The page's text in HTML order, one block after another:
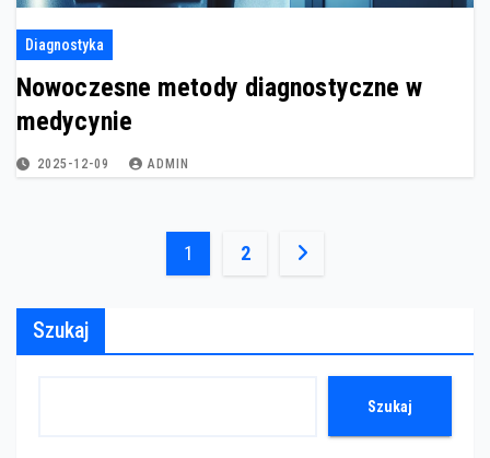
Diagnostyka
Nowoczesne metody diagnostyczne w
medycynie
2025-12-09 ADMIN
Stronicowanie
1 2
Szukaj
Szukaj